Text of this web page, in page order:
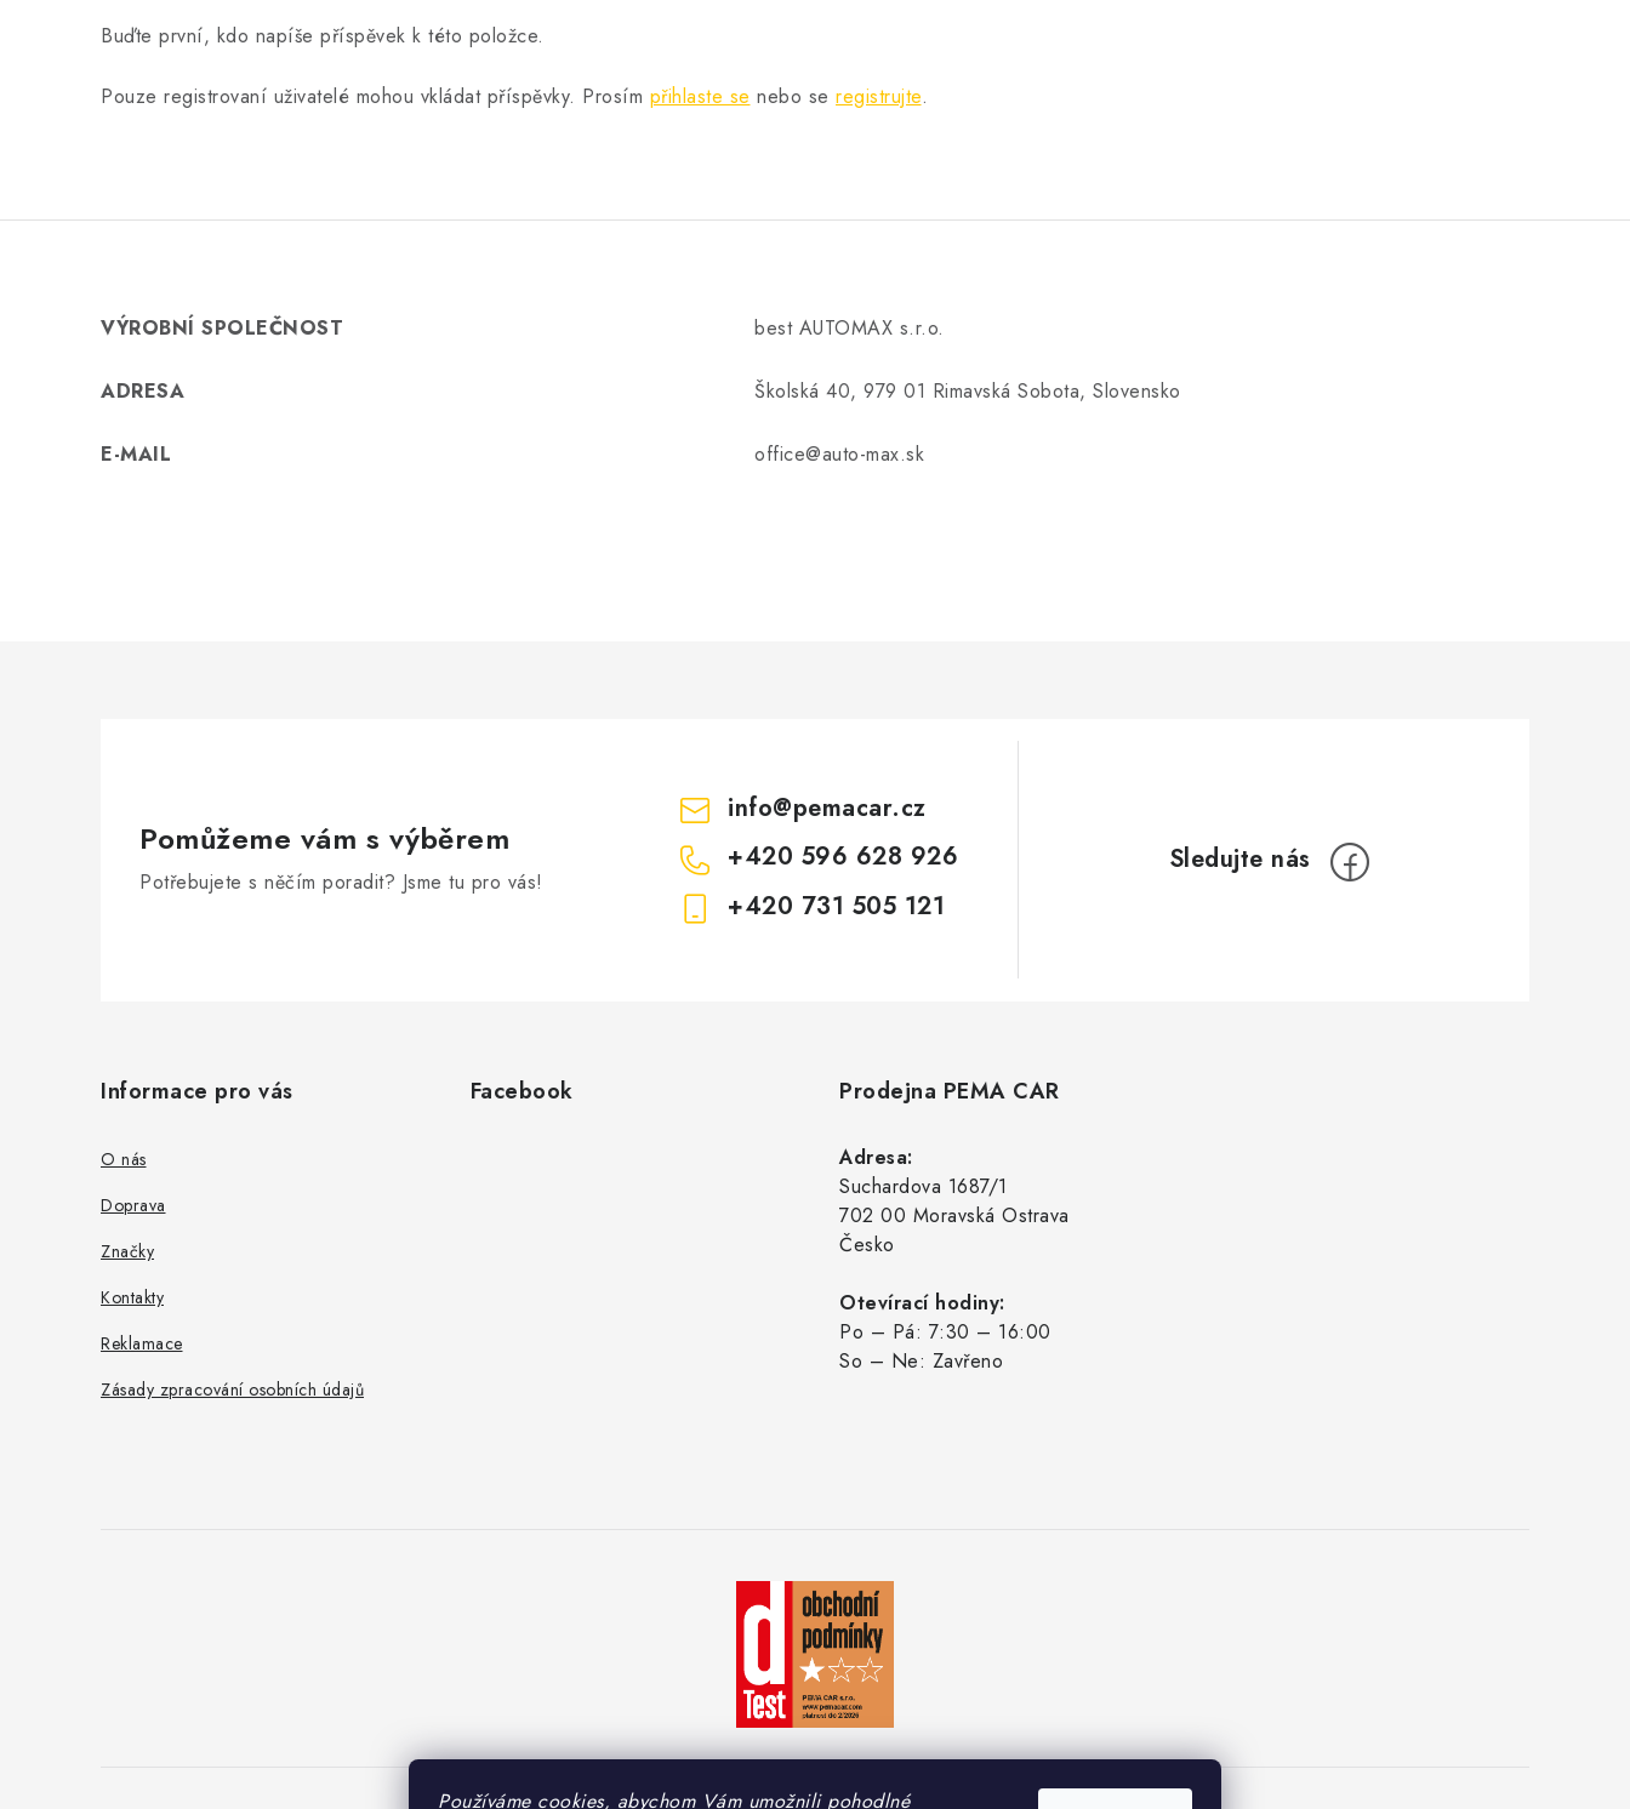
Používáme cookies, abychom Vám umožnili pohodlné
Buďte první, kdo napíše příspěvek k této položce.
Pouze registrovaní uživatelé mohou vkládat příspěvky. Prosím přihlaste se nebo se registrujte.
VÝROBNÍ SPOLEČNOST best AUTOMAX s.r.o.
ADRESA Školská 40, 979 01 Rimavská Sobota, Slovensko
E-MAIL office@auto-max.sk
Pomůžeme vám s výběrem
Potřebujete s něčím poradit? Jsme tu pro vás!
info@pemacar.cz
+420 596 628 926
+420 731 505 121
Informace pro vás
O nás
Doprava
Značky
Kontakty
Reklamace
Zásady zpracování osobních údajů
Facebook Prodejna PEMA CAR
Adresa:
Suchardova 1687/1
702 00 Moravská Ostrava
Česko
Otevírací hodiny:
Po – Pá: 7:30 – 16:00
So – Ne: Zavřeno